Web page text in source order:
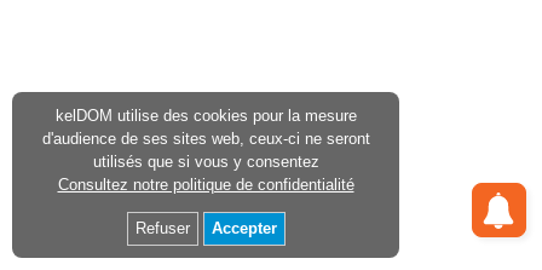
kelDOM utilise des cookies pour la mesure
d'audience de ses sites web, ceux-ci ne seront
utilisés que si vous y consentez
Consultez notre politique de confidentialité
Refuser Accepter